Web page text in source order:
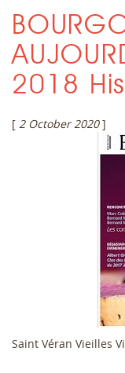
2018
[ 2 October 2020 ]
Saint Véran Vieilles